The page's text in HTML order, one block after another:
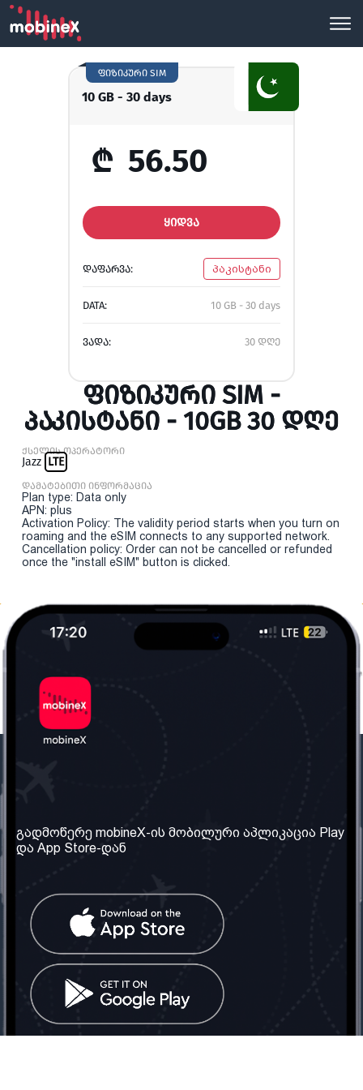
10 GB - 30 days
ფიზიკური SIM
₾ 56.50
ᲧᲘᲓᲕᲐ
ᲓᲐᲤᲐᲠᲕᲐ: პაკისტანი
DATA: 10 GB - 30 days
ᲕᲐᲓᲐ: 30 დღე
ᲤᲘᲖᲘᲙᲣᲠᲘ SIM -
ᲞᲐᲙᲘᲡᲢᲐᲜᲘ - 10GB 30 ᲓᲦᲔ
ქსელის ოპერატორი
Jazz LTE
დამატებითი ინფორმაცია
Plan type: Data only
APN: plus
Activation Policy: The validity period starts when you turn on
roaming and the eSIM connects to any supported network.
Cancellation policy: Order can not be cancelled or refunded
once the "install eSIM" button is clicked.
ჩვენ შესახებ
ჩვენი სერვისები
წესები და პირობები
კითხვები
კონტაქტი
საქართველო: თბილისი
ტელ: 032 2 04 00 50
ელ. ფოსტა:
info@mobinex.ge
სოციალური ქსელი
გადმოწერე mobineX-ის მობილური აპლიკაცია Play
და App Store-დან